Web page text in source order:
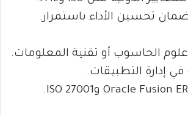
تحسين الأداء باستمرار.
الحاسوب أو تقنية المعلومات.